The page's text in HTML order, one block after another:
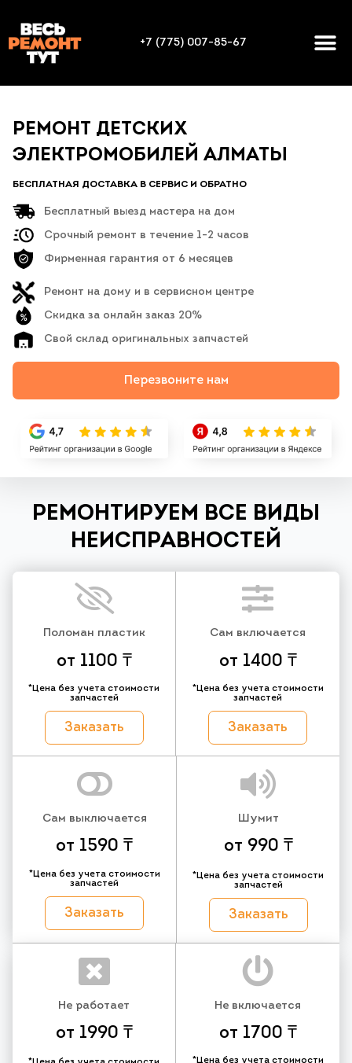
+7 (775) 007-85-67
РЕМОНТ ДЕТСКИХ
ЭЛЕКТРОМОБИЛЕЙ АЛМАТЫ
БЕСПЛАТНАЯ ДОСТАВКА В СЕРВИС И ОБРАТНО
Бесплатный выезд мастера на дом
Срочный ремонт в течение 1-2 часов
Фирменная гарантия от 6 месяцев
Ремонт на дому и в сервисном центре
Скидка за онлайн заказ 20%
Свой склад оригинальных запчастей
Перезвоните нам
РЕМОНТИРУЕМ ВСЕ ВИДЫ
НЕИСПРАВНОСТЕЙ
Поломан пластик
от 1100 ₸
*Цена без учета стоимости
запчастей
Заказать
Сам включается
от 1400 ₸
*Цена без учета стоимости
запчастей
Заказать
Сам выключается
от 1590 ₸
*Цена без учета стоимости
запчастей
Заказать
Шумит
от 990 ₸
*Цена без учета стоимости
запчастей
Заказать
Не работает
от 1990 ₸
Не включается
от 1700 ₸
*Цена без учета стоимости